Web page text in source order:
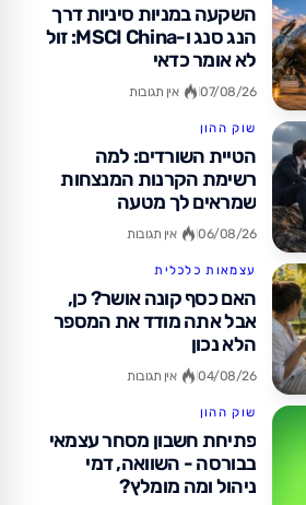
השקעה במניות סיניות דרך
הנג סנג ו-MSCI China: זול
לא אומר כדאי
07/08/26 אין תגובות
שוק ההון
הטיית השורדים: למה
רשימת הקרנות המנצחות
שמראים לך מטעה
06/08/26 אין תגובות
עצמאות כלכלית
האם כסף קונה אושר? כן,
אבל אתה מודד את המספר
הלא נכון
04/08/26 אין תגובות
שוק ההון
פתיחת חשבון מסחר עצמאי
בבורסה - השוואה, דמי
ניהול ומה מומלץ?